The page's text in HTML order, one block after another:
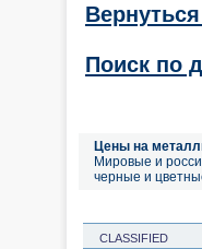
Поиск по
Цены на
Мировые и
черные и
CLASSIFIED